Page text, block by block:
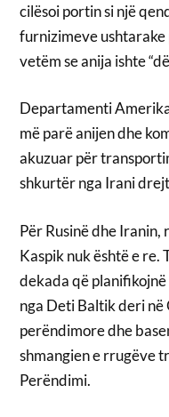
cilësoi portin si një
furnizimeve
vetëm se anija ishte
Departamenti
më parë anijen dhe
akuzuar për
shkurtër nga Irani drejt
Për Rusinë dhe
Kaspik nuk është e re.
dekada që
nga Deti Baltik deri në
perëndimore dhe
shmangien e rrugëve
Perëndimi.